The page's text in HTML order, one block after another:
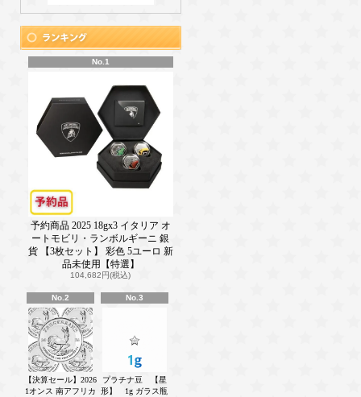
No.1
予約商品 2025 18gx3 イタリア オ
ートモビリ・ランボルギーニ 銀
貨 【3枚セット】 彩色 5ユーロ 新
品未使用【特選】
104,682円(税込)
No.2
【決算セール】2026
1オンス 南アフリカ
No.3
プラチナ豆 【星
形】 1g ガラス瓶